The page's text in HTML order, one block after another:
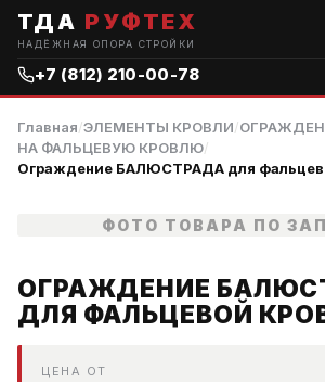
ТДА РУФТЕХ
НАДЁЖНАЯ ОПОРА СТРОЙКИ
+7 (812) 210-00-78
Главная/ЭЛЕМЕНТЫ КРОВЛИ/
НА ФАЛЬЦЕВУЮ КРОВЛЮ/
Ограждение БАЛЮСТРАДА для
ФОТО ТОВАРА ПО
ОГРАЖДЕНИЕ
ДЛЯ ФАЛЬЦЕВОЙ
ЦЕНА ОТ